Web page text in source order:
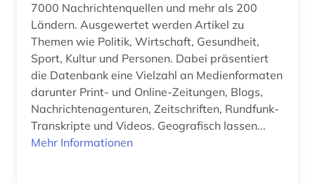
chile (1)
china (11)
cloud computing (1)
coaching (1)
codierung (1)
7000 Nachrichtenquellen und mehr als 200
Ländern. Ausgewertet werden Artikel zu
Themen wie Politik, Wirtschaft, Gesundheit,
Sport, Kultur und Personen. Dabei präsentiert
die Datenbank eine Vielzahl an Medienformaten
darunter Print- und Online-Zeitungen, Blogs,
Nachrichtenagenturen, Zeitschriften, Rundfunk-
Transkripte und Videos. Geografisch lassen...
Mehr Informationen